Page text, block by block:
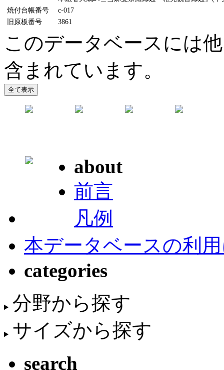
焼付台帳番号
c-017
旧原板番号
3861
このデータベースには
含まれています。
about
前言
凡例
本データベースの利
categories
分野から探す
サイズから探す
search